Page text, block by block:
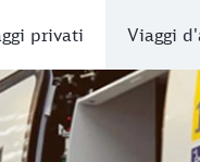
privati Viaggi